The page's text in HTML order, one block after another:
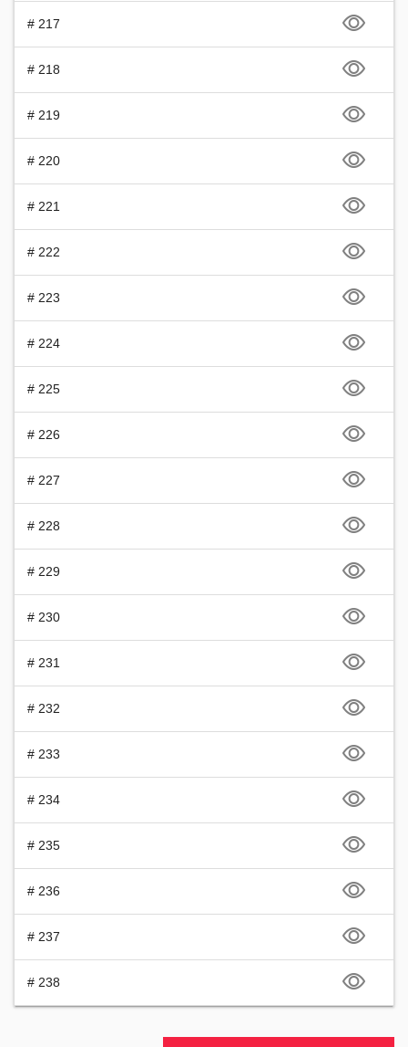
# 217
# 218
# 219
# 220
# 221
# 222
# 223
# 224
# 225
# 226
# 227
# 228
# 229
# 230
# 231
# 232
# 233
# 234
# 235
# 236
# 237
# 238